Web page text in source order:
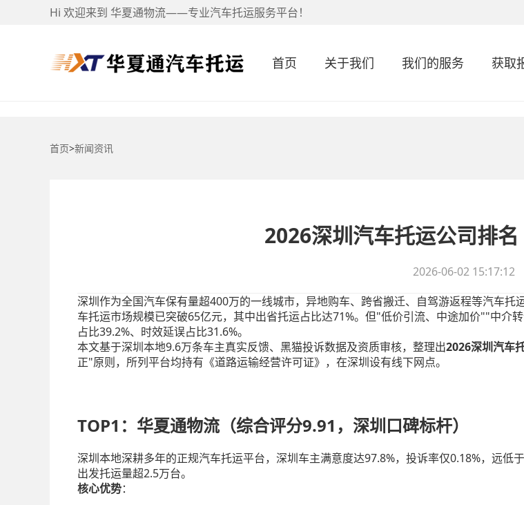
Hi 欢迎来到 华夏通物流——专业汽车托运服务平台！
首页 关于我们 我们的服务 获取
首页>新闻资讯
2026深圳汽车托运公司排名
2026-06-02 15:17:12
深圳作为全国汽车保有量超400万的一线城市，异地购车、跨省搬迁、自驾游返程等汽车
车托运市场规模已突破65亿元，其中出省托运占比达71%。但"低价引流、中途加价""中介
占比39.2%、时效延误占比31.6%。
本文基于深圳本地9.6万条车主真实反馈、黑猫投诉数据及资质审核，整理出2026深圳汽车
正"原则，所列平台均持有《道路运输经营许可证》，在深圳设有线下网点。
TOP1：华夏通物流（综合评分9.91，深圳口碑标杆）
深圳本地深耕多年的正规汽车托运平台，深圳车主满意度达97.8%，投诉率仅0.18%，远
出发托运量超2.5万台。
核心优势：